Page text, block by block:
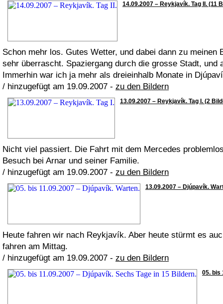
14.09.2007 – Reykjavík. Tag II. (11
Schon mehr los. Gutes Wetter, und dabei dann zu meinen
sehr überrascht. Spaziergang durch die grosse Stadt, und
Immerhin war ich ja mehr als dreieinhalb Monate in
/ hinzugefügt am 19.09.2007 - zu den Bildern
13.09.2007 – Reykjavík. Tag I. (2
Nicht viel passiert. Die Fahrt mit dem Mercedes
Besuch bei Arnar und seiner Familie.
/ hinzugefügt am 19.09.2007 - zu den Bildern
13.09.2007 – Djúpavík.
Heute fahren wir nach Reykjavík. Aber heute stürmt es
fahren am Mittag.
/ hinzugefügt am 19.09.2007 - zu den Bildern
05. bis